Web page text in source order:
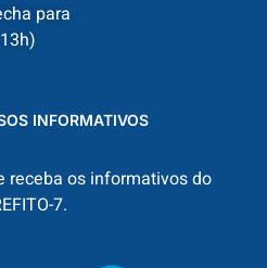
para
INFORMATIVOS
receba os informativos do
7.